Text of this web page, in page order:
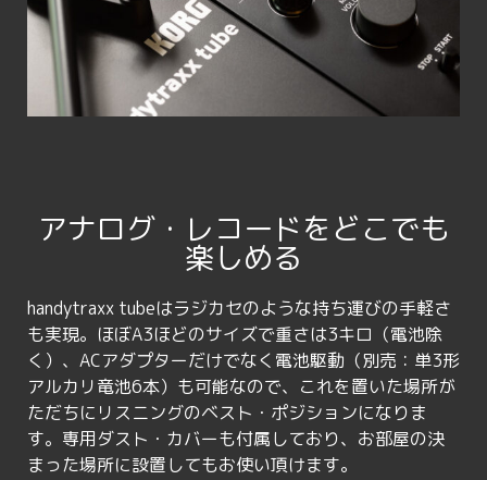
アナログ・レコードをどこでも
楽しめる
handytraxx tubeはラジカセのような持ち運びの手軽さ
も実現。ほぼA3ほどのサイズで重さは3キロ（電池除
く）、ACアダプターだけでなく電池駆動（別売：単3形
アルカリ竜池6本）も可能なので、これを置いた場所が
ただちにリスニングのベスト・ポジションになりま
す。専用ダスト・カバーも付属しており、お部屋の決
まった場所に設置してもお使い頂けます。